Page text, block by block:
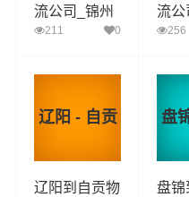
流公司_锦州
到自贡货运_
211 0
流公
到自
256
辽阳 - 自贡
辽阳到自贡物
盘
盘锦